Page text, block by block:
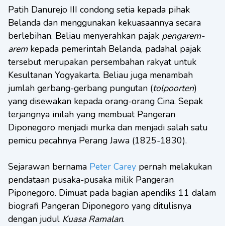
Patih Danurejo III condong setia kepada pihak
Belanda dan menggunakan kekuasaannya secara
berlebihan. Beliau menyerahkan pajak pengarem-
aremkepada pemerintah Belanda, padahal pajak
tersebut merupakan persembahan rakyat untuk
Kesultanan Yogyakarta. Beliau juga menambah
jumlah gerbang-gerbang pungutan (tolpoorten)
yang disewakan kepada orang-orang Cina. Sepak
terjangnya inilah yang membuat Pangeran
Diponegoro menjadi murka dan menjadi salah satu
pemicu pecahnya Perang Jawa (1825-1830).
Sejarawan bernama Peter Carey pernah melakukan
pendataan pusaka-pusaka milik Pangeran
Piponegoro. Dimuat pada bagian apendiks 11 dalam
biografi Pangeran Diponegoro yang ditulisnya
dengan judul Kuasa Ramalan.